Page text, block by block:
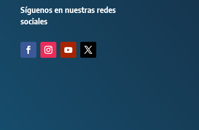
Síguenos en nuestras redes
sociales